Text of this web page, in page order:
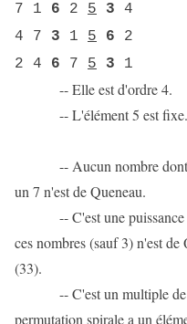
7 1 6 2 5 3 4
4 7 3 1 5 6 2
2 4 6 7 5 3 1
-- Elle est d'ordre 4.
-- L'élément 5 est fixe.
-- Aucun nombre dont
un 7 n'est de Queneau.
-- C'est une puissance
ces nombres (sauf 3) n'est
(33).
-- C'est un multiple de
permutation spirale a un